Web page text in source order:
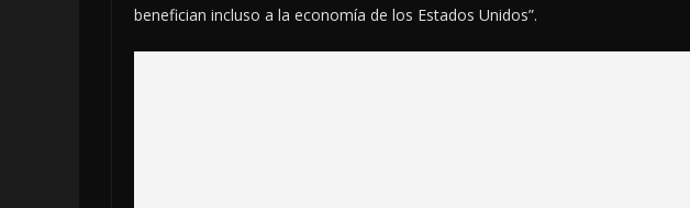
benefician incluso a la economía de los Estados Unidos”.